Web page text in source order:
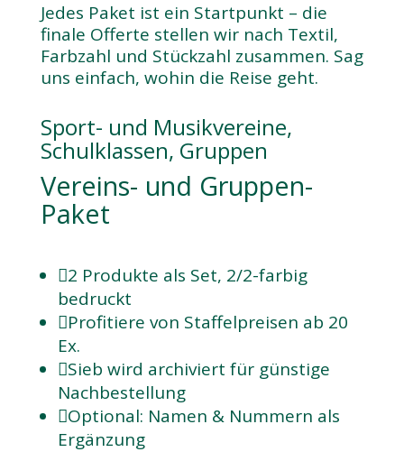
Jedes Paket ist ein Startpunkt – die
finale Offerte stellen wir nach Textil,
Farbzahl und Stückzahl zusammen. Sag
uns einfach, wohin die Reise geht.
Sport- und Musikvereine,
Schulklassen, Gruppen
Vereins- und Gruppen-
Paket
2 Produkte als Set, 2/2-farbig
bedruckt
Profitiere von Staffelpreisen ab 20
Ex.
Sieb wird archiviert für günstige
Nachbestellung
Optional: Namen & Nummern als
Ergänzung